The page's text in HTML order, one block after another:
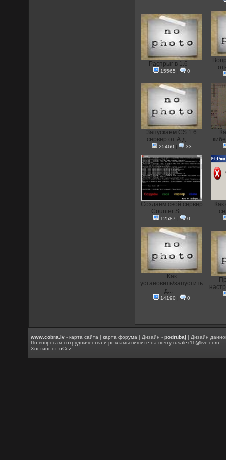
Распрыг в 1.6
15565 | 0
Запускаем CS 1.6
сервер от А д...
25460 | 33
Создаём свой сервер
Counter St...
12587 | 0
Как
установить\запустить
д...
14190 | 0
www.cobra.lv -карта сайта |карта форума | Дизайн -podrubaj | Дизайн
По вопросам сотрудничества и рекламы пишите на почтуrusalex11@live.com
Хостинг отuCoz